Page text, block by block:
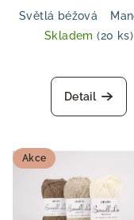
Světlá béžová
Skladem(20 ks)
Detail
Akce